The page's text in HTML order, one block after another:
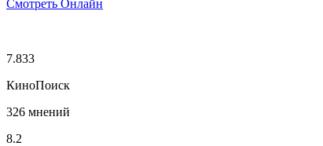
Смотреть Онлайн
7.833
КиноПоиск
326 мнений
8.2